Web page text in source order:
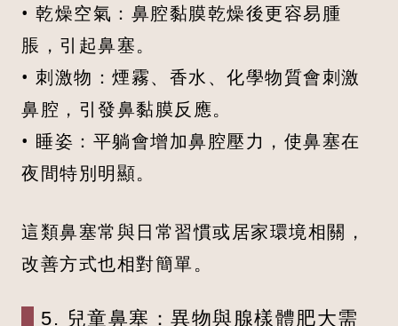
• 乾燥空氣：鼻腔黏膜乾燥後更容易腫
脹，引起鼻塞。
• 刺激物：煙霧、香水、化學物質會刺激
鼻腔，引發鼻黏膜反應。
• 睡姿：平躺會增加鼻腔壓力，使鼻塞在
夜間特別明顯。
這類鼻塞常與日常習慣或居家環境相關，
改善方式也相對簡單。
5. 兒童鼻塞：異物與腺樣體肥大需